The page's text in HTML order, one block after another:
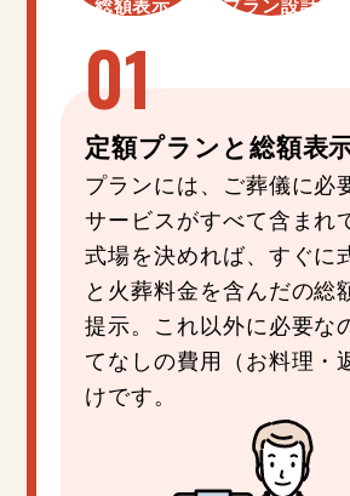
定額プラン と総額表
プランには、ご葬儀に必
サービスがすべて含まれ
式場を決めれば、すぐに
と火葬料金を含んだの総
提示。これ以外に必要な
てなしの費用（お料理・
けです。